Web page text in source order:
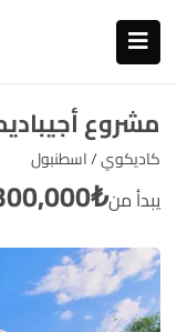
مشروع
كاديكوي / اسطنبول
يبدأ من₺